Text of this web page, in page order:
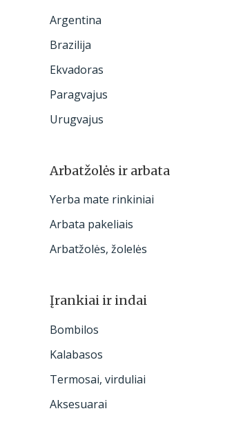
Argentina
Brazilija
Ekvadoras
Paragvajus
Urugvajus
Arbatžolės ir arbata
Yerba mate rinkiniai
Arbata pakeliais
Arbatžolės, žolelės
Įrankiai ir indai
Bombilos
Kalabasos
Termosai, virduliai
Aksesuarai